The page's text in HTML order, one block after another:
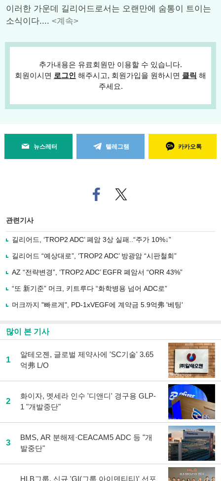
이러한 가운데 길리어드로서는 오랜만에 숨통이 트이는
소식이다.... <계속>
추가내용은 유료회원만 이용할 수 있습니다.
회원이시면 로그인 해주시고, 회원가입을 원하시면 클릭 해
주세요.
뉴스레터 텔레그램 카카오톡
페
이
로
기
사
유
기
트위
터로
관련기사
길리어드, ‘TROP2 ADC’ 폐암 3상 실패..“주가 10%↓”
길리어드 “예상대로”, ‘TROP2 ADC’ 방광암 “시판철회”
AZ “전략변경”, ‘TROP2 ADC’ EGFR 폐암서 “ORR 43%”
“또 新기준” 머크, 키트루다 “화학병용 넘어 ADC로”
머크까지 "빠르게", PD-1xVEGF에 계약금 5.9억弗 '베팅'
많이 본 기사
1
알테오젠, 글로벌 제약사에 'SC기술' 3.65
억弗 L/O
2
화이자, 멧세라 인수 '디앤디' 경구용 GLP-
1 "개발중단"
3
BMS, AR 분해제·CEACAM5 ADC 등 "개
발중단"
HLB그룹, 신규 'GI(그룹 아이덴티티)' 선포